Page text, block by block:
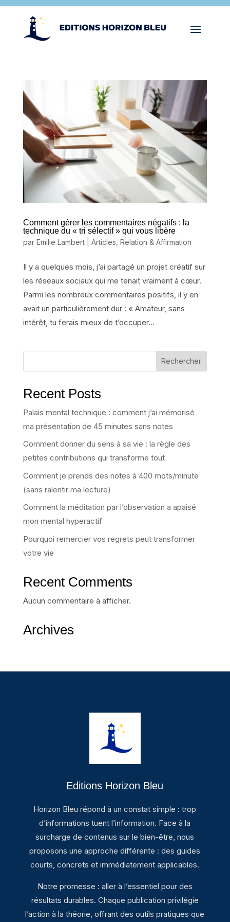
Comment gérer les commentaires négatifs : la
technique du « tri sélectif » qui vous libère
par Emilie Lambert| Articles Relation & Affirmation
Il y a quelques mois, j’ai partagé un projet créatif sur
les réseaux sociaux qui me tenait vraiment à cœur.
Parmi les nombreux commentaires positifs, il y en
avait un particulièrement dur : « Amateur, sans
intérêt, tu ferais mieux de t’occuper...
Rechercher
Recent Posts
Palais mental technique : comment j’ai mémorisé
ma présentation de 45 minutes sans notes
Comment donner du sens à sa vie : la règle des
petites contributions qui transforme tout
Comment je prends des notes à 400 mots/minute
(sans ralentir ma lecture)
Comment la méditation par l’observation a apaisé
mon mental hyperactif
Pourquoi remercier vos regrets peut transformer
votre vie
Recent Comments
Aucun commentaire à afficher.
Archives
Editions Horizon Bleu
Horizon Bleu répond à un constat simple : trop
d’informations tuent l’information. Face à la
surcharge de contenus sur le bien-être, nous
proposons une approche différente : des guides
courts, concrets et immédiatement applicables.
Notre promesse : aller à l’essentiel pour des
résultats durables. Chaque publication privilégie
l’action à la théorie, offrant des outils pratiques que